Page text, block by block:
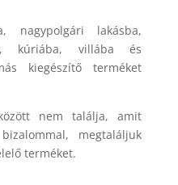
nagypolgári lakásba,
kúriába, villába és
kiegészítő terméket
nem találja, amit
megtaláljuk
terméket.